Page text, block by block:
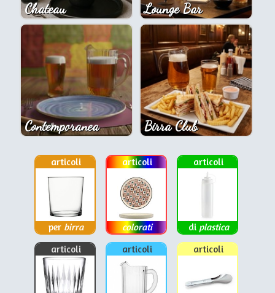
Chateau Lounge Bar
Contemporanea Birra Club
articoli
per birra
articoli
colorati
articoli
di plastica
articoli
articoli articoli